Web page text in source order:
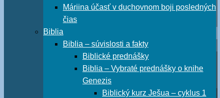
Máriina účasť v duchovnom boji posledných
čias
Biblia
Biblia – súvislosti a fakty
Biblické prednášky
Biblia – Vybraté prednášky o knihe
Genezis
Biblický kurz Ješua – cyklus 1